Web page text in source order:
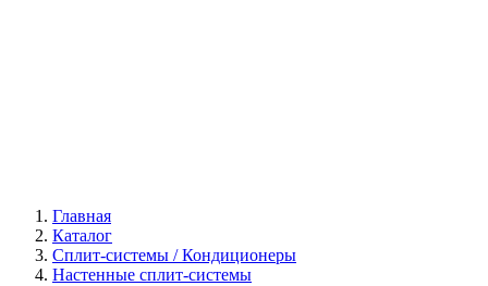
Главная
Каталог
Сплит-системы / Кондиционеры
Настенные сплит-системы